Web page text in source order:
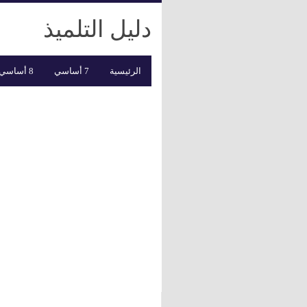
دليل التلميذ
الرئيسية 7 أساسي 8 أساسي